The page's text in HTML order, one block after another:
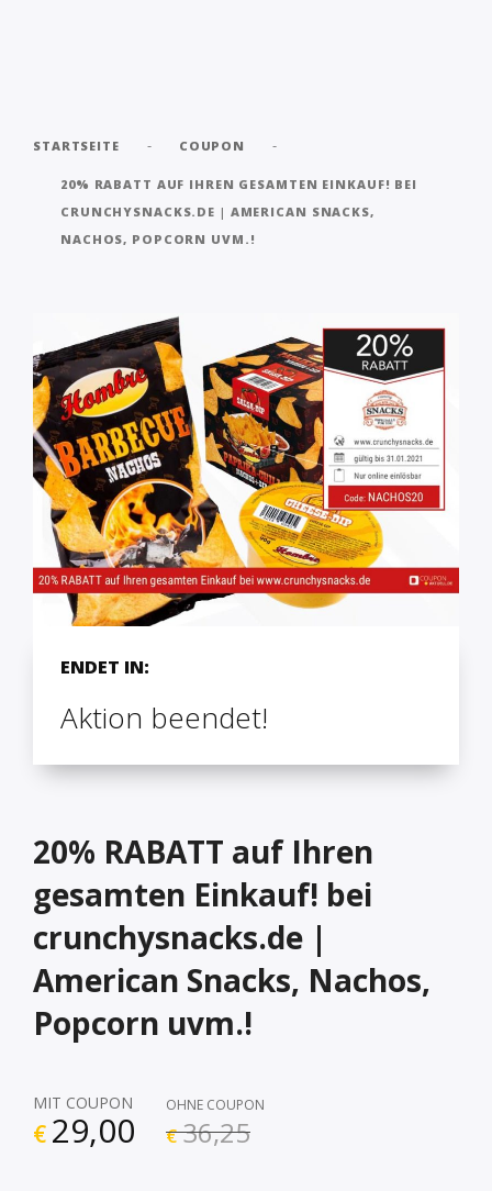
STARTSEITE - COUPON -
20% RABATT AUF IHREN GESAMTEN EINKAUF! BEI
CRUNCHYSNACKS.DE | AMERICAN SNACKS,
NACHOS, POPCORN UVM.!
ENDET IN:
Aktion beendet!
20% RABATT auf Ihren
gesamten Einkauf! bei
crunchysnacks.de |
American Snacks, Nachos,
Popcorn uvm.!
MIT COUPON
€ 29,00
OHNE COUPON
€ 36,25